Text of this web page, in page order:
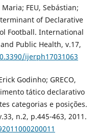
Maria; FEU, Sebástian;
of Declarative
Football. International
Public Health, v.17,
ijerph17031063
Godinho; GRECO,
tático declarativo
categorias e posições.
n.2, p.445-463, 2011.